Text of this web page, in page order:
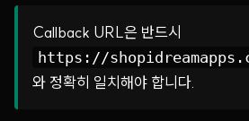
Callback URL은 반드시
https://
와 정확히 일치해야 합니다.